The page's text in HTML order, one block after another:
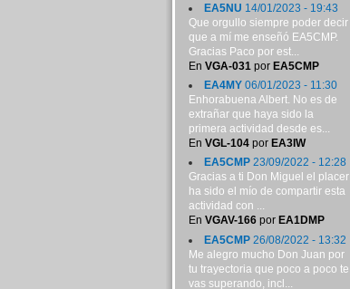
EA5NU 14/01/2023 - 19:43
Que orgullo siempre poder decir
que a mí me enseñó EA5CMP.
Gracias Paco por est...
En VGA-031 por EA5CMP
EA4MY06/01/2023 - 11:30
Enhorabuena Albert. No es de
extrañar que haya sido la
primera actividad desde es...
En VGL-104por EA3IW
EA5CMP23/09/2022 - 12:28
Gracias a ti Don Miguel el placer
ha sido el mío de compartir esta
actividad con ...
En VGAV-166por EA1DMP
EA5CMP26/08/2022 - 13:32
Me alegro mucho Don Juan por
tu trayectoria que poco a poco te
vas superando, incl...